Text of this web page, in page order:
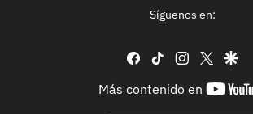
Síguenos en:
facebook
tiktok instagram
twitter
Más contenido en